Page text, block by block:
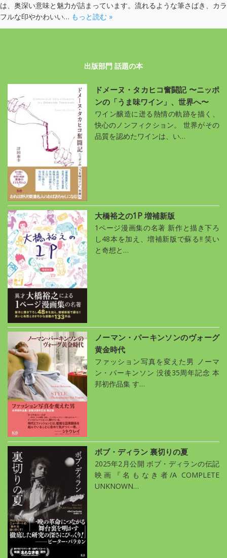
は、奥深い意味と魅力が詰まっています。流れるような筆さばき、カラ
フルな印やかわいい… もっと読む »
出版部門 話題の本
ドメーヌ・タカヒコ奮闘記 〜ニッポ
ンの「うま味ワイン」、世界へ〜
ワイン醸造に迸る熱情の軌跡を描く、
快心のノンフィクション。 世界がその
品質を認めたワインは、い…
大橋裕之の1P 増補新版
1ページ漫画集の名著 新作と描き下ろ
し48本を加え、増補新版で蘇る!! 笑い
と奇想と…
ノーマン・パーキンソンのヴォーグ
黄金時代
ファッション写真を変えた男 ノーマ
ン・パーキンソン 没後35周年記念 本
邦初作品集 す…
ボブ・ディラン 裏切りの夏
2025年2月公開 ボブ・ディランの伝記
映画『名もなき者/A COMPLETE
UNKNOWN…